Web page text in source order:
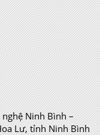
Ninh Bình –
Lư, tỉnh Ninh Bình